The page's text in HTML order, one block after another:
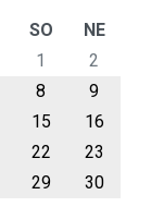
SO
NE
1
2
8
9
15
16
22
23
29
30